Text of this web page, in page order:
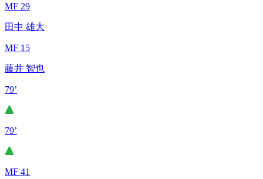
MF 29
田中 雄大
MF 15
藤井 智也
79’
79’
MF 41